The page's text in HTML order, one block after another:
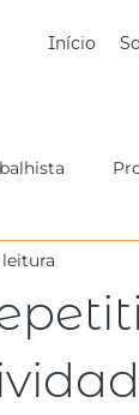
Início
Investimento
na Mídia